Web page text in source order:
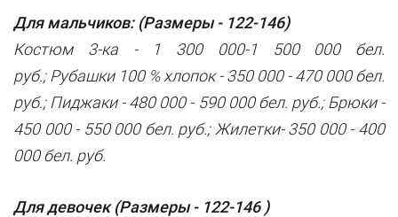
Для мальчиков: (Размеры - 122-146)
Костюм 3-ка - 1 300 000-1 500 000 бел.
руб.; Рубашки 100 % хлопок - 350 000 - 470 000 бел.
руб.; Пиджаки - 480 000 - 590 000 бел. руб.; Брюки -
450 000 - 550 000 бел. руб.; Жилетки- 350 000 - 400
000 бел. руб.
Для девочек (Размеры - 122-146 )